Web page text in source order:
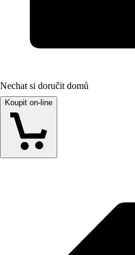
Nechat si doručit domů
Koupit on-line